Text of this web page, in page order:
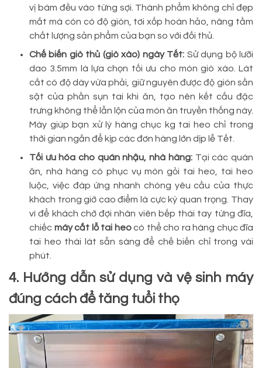
vị bám đều vào từng sợi. Thành phẩm không chỉ đẹp
mắt mà còn có độ giòn, tơi xốp hoàn hảo, nâng tầm
chất lượng sản phẩm của bạn so với đối thủ.
Chế biến giò thủ (giò xào) ngày Tết: Sử dụng bộ lưỡi
dao 3.5mm là lựa chọn tối ưu cho món giò xào. Lát
cắt có độ dày vừa phải, giữ nguyên được độ giòn sần
sật của phần sụn tai khi ăn, tạo nên kết cấu đặc
trưng không thể lẫn lộn của món ăn truyền thống này.
Máy giúp bạn xử lý hàng chục kg tai heo chỉ trong
thời gian ngắn để kịp các đơn hàng lớn dịp lễ Tết.
Tối ưu hóa cho quán nhậu, nhà hàng: Tại các quán
ăn, nhà hàng có phục vụ món gỏi tai heo, tai heo
luộc, việc đáp ứng nhanh chóng yêu cầu của thực
khách trong giờ cao điểm là cực kỳ quan trọng. Thay
vì để khách chờ đợi nhân viên bếp thái tay từng đĩa,
chiếc máy cắt lỗ tai heocó thể cho ra hàng chục đĩa
tai heo thái lát sẵn sàng để chế biến chỉ trong vài
phút.
4. Hướng dẫn sử dụng và vệ sinh máy
đúng cách để tăng tuổi thọ